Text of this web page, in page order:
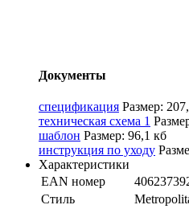
Документы
спецификация Размер:
техническая схема 1
шаблон Размер: 96,1 кб
инструкция по уходу
Характеристики
EAN номер
Стиль